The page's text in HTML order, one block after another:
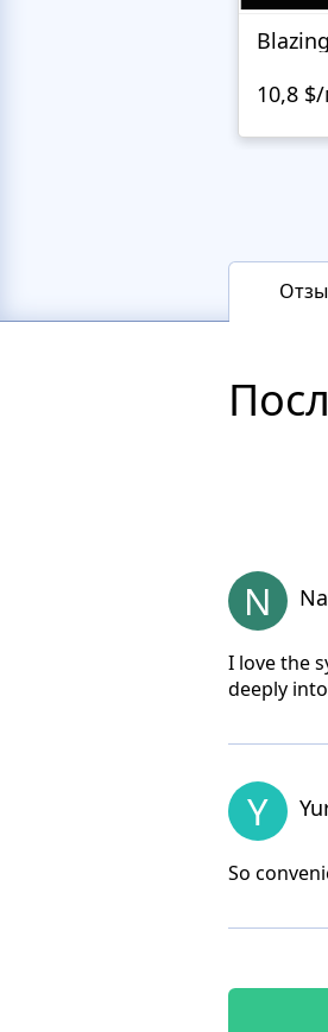
10,8
N
I love the
deeply
Y
So